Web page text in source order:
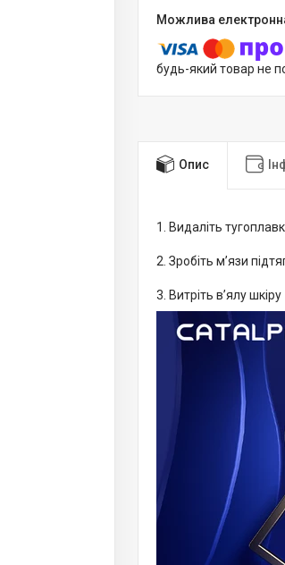
будь-який товар не
Опис
1. Видаліть
2. Зробіть м’язи
3. Витріть в’ялу шкіру